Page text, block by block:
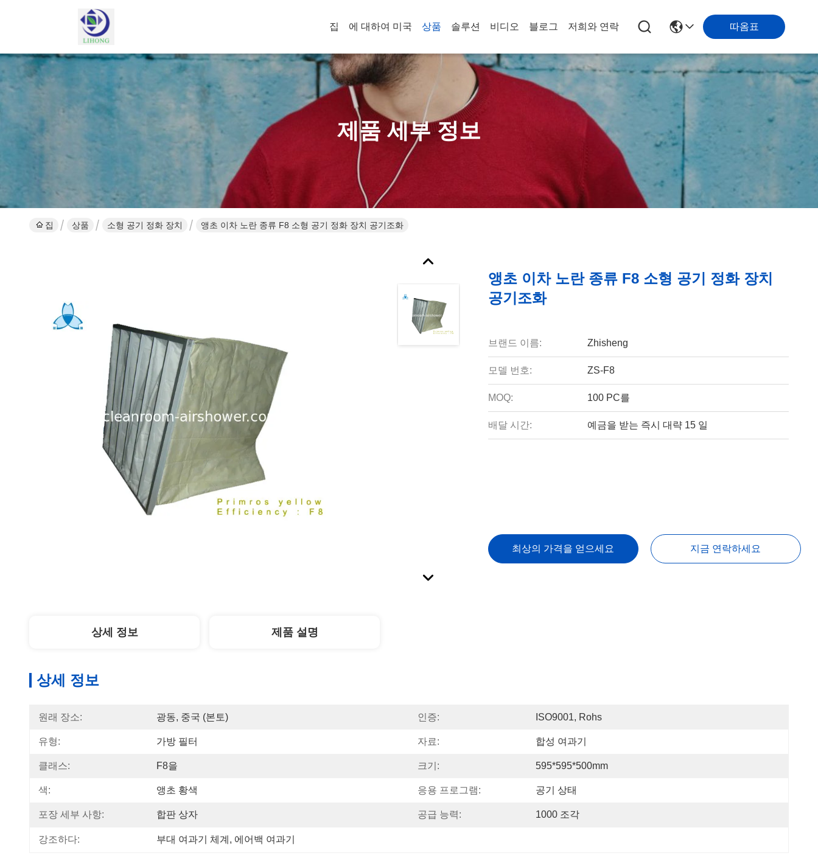
집 에 대하여 미국 상품 솔루션 비디오 블로그 저희와 연락 따옴표
제품 세부 정보
집 상품 소형 공기 정화 장치 앵초 이차 노란 종류 F8 소형 공기 정화 장치 공기조화
앵초 이차 노란 종류 F8 소형 공기 정화 장치
공기조화
브랜드 이름: Zhisheng
모델 번호: ZS-F8
MOQ: 100 PC를
배달 시간: 예금을 받는 즉시 대략 15 일
최상의 가격을 얻으세요 지금 연락하세요
상세 정보 제품 설명
상세 정보
원래 장소: 광동, 중국 (본토) 인증: ISO9001, Rohs
유형: 가방 필터 자료: 합성 여과기
클래스: F8을 크기: 595*595*500mm
색: 앵초 황색 응용 프로그램: 공기 상태
포장 세부 사항: 합판 상자 공급 능력: 1000 조각
강조하다: 부대 여과기 체계 , 에어백 여과기